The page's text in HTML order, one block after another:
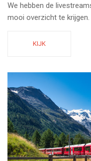
We hebben de
mooi overzicht te krijgen.
KIJK